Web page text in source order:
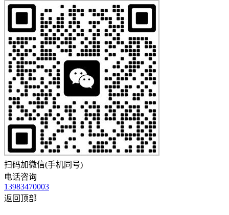
扫码加微信(手机同号)
电话咨询
13983470003
返回顶部